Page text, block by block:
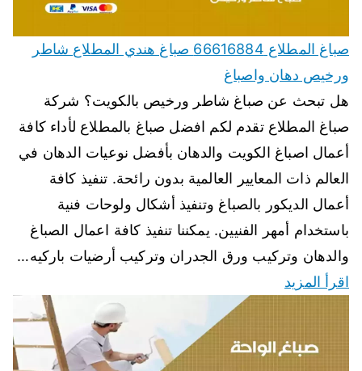
صباغ المطلاع 66616884 صباغ هندي المطلاع شاطر
ورخيص دهان واصباغ
هل تبحث عن صباغ شاطر ورخيص بالكويت؟ شركة
صباغ المطلاع تقدم لكم افضل صباغ بالمطلاع لأداء كافة
أعمال اصباغ الكويت والدهان بأفضل نوعيات الدهان في
العالم ذات المعايير العالمية بدون رائحة. تنفيذ كافة
أعمال الديكور بالصباغ وتنفيذ أشكال ولوحات فنية
باستخدام أمهر الفنيين. يمكننا تنفيذ كافة اعمال الصباغ
والدهان وتركيب ورق الجدران وتركيب أرضيات باركيه…
اقرأ المزيد